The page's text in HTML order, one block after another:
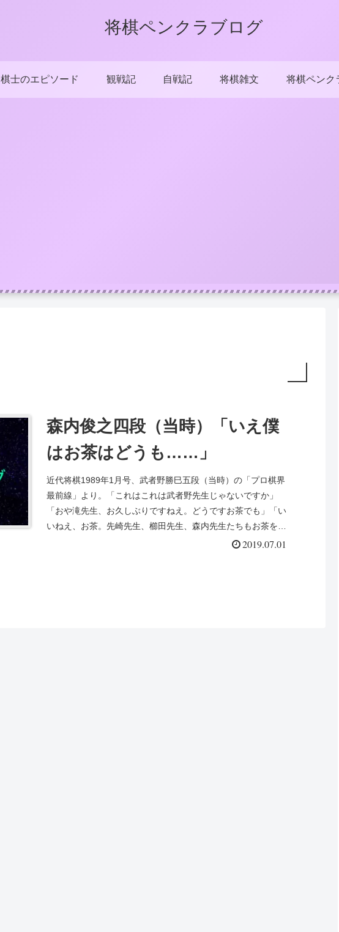
将棋ペンクラブログ
棋士のエピソード 観戦記 自戦記 将棋雑文 将棋ペンク
森内俊之四段（当時）「いえ僕
はお茶はどうも……」
近代将棋1989年1月号、武者野勝巳五段（当時）の「プロ棋界
最前線」より。「これはこれは武者野先生じゃないですか」
「おや滝先生、お久しぶりですねえ。どうですお茶でも」「い
いねえ、お茶。先崎先生、櫛田先生、森内先生たちもお茶をご
2019.07.01